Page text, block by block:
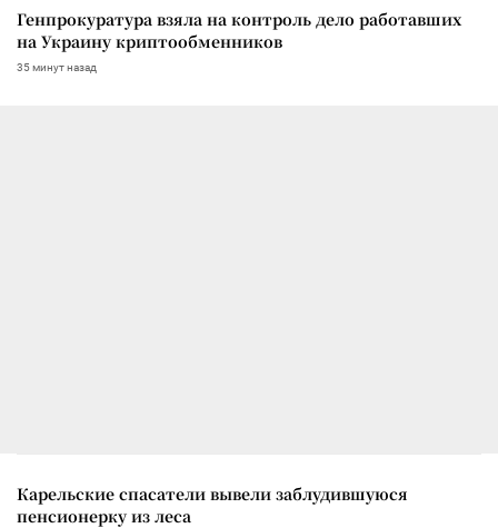
Генпрокуратура взяла на контроль дело работавших
на Украину криптообменников
35 минут назад
Карельские спасатели вывели заблудившуюся
пенсионерку из леса